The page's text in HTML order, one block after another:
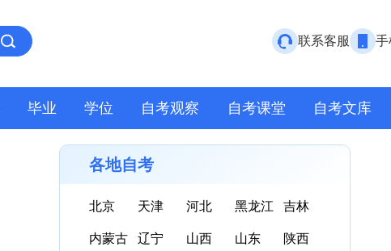
联系客服 手
毕业 学位 自考观察 自考课堂 自考文库
各地自考
北京 天津 河北 黑龙江 吉林
内蒙古 辽宁 山西 山东 陕西